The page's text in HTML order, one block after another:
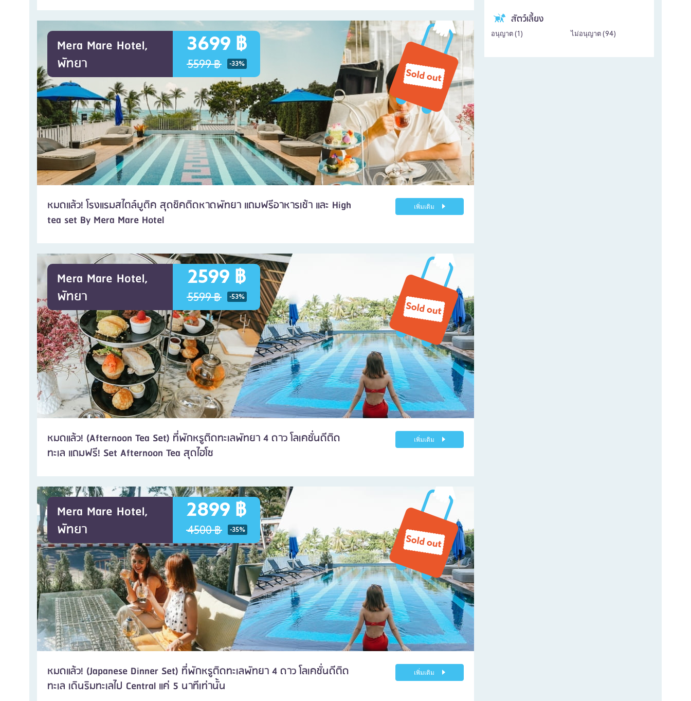
Mera Mare Hotel,
พัทยา
3699 ฿
5599 ฿ -33%
หมดแล้ว! โรงแรมสไตล์บูติค สุดชิคติดหาดพัทยา แถมฟรีอาหารเช้า และ High
tea set By Mera Mare Hotel
เพิ่มเติม
Mera Mare Hotel,
พัทยา
2599 ฿
5599 ฿ -53%
หมดแล้ว! (Afternoon Tea Set) ที่พักหรูติดทะเลพัทยา 4 ดาว โลเคชั่นดีติด
ทะเล แถมฟรี! Set Afternoon Tea สุดไฮโซ
เพิ่มเติม
Mera Mare Hotel,
พัทยา
2899 ฿
4500 ฿ -35%
หมดแล้ว! (Japanese Dinner Set) ที่พักหรูติดทะเลพัทยา 4 ดาว โลเคชั่นดีติด
ทะเล เดินริมทะเลไป Central แค่ 5 นาทีเท่านั้น
เพิ่มเติม
สัตว์เลี้ยง
อนุญาต (1 ) ไม่อนุญาต ( 94)